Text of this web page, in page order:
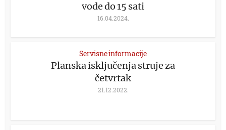
vode do 15 sati
16.04.2024.
Servisne informacije
Planska isključenja struje za
četvrtak
21.12.2022.